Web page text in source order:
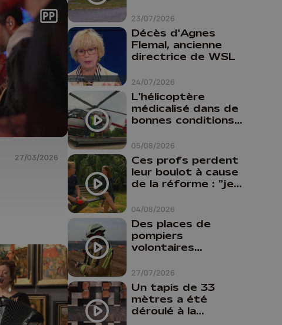
27/03/2026
23/07/2026
24/07/2026
Décès d'Agnes
Flemal, ancienne
directrice de WSL
05/08/2026
L'hélicoptère
médicalisé dans de
bonnes conditions à
04/08/2026
Ces profs perdent
leur boulot à cause
de la réforme : "je
comme prof que
comme
pharmacienne"
27/07/2026
Des places de
pompiers
volontaires
province de Liège :
"Un citoyen qui
n'est formé ne
peut pas nous
aider"
Un tapis de 33
mètres a été
déroulé à la